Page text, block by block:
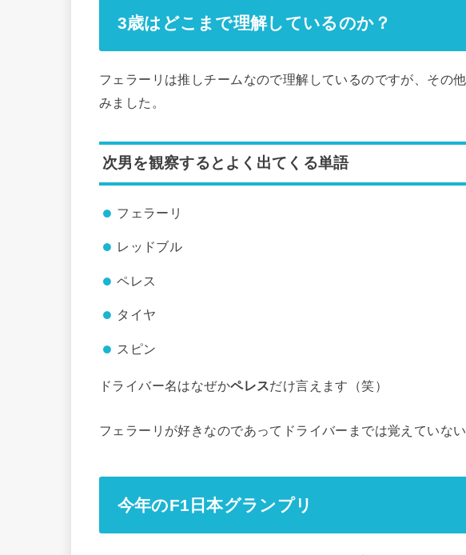
3歳はどこまで理解しているのか？
フェラーリは推しチームなので理解しているのですが、その
みました。
次男を観察するとよく出てくる単語
フェラーリ
レッドブル
ペレス
タイヤ
スピン
ドライバー名はなぜかペレスだけ言えます（笑）
フェラーリが好きなのであってドライバーまでは覚えていない
今年のF1日本グランプリ